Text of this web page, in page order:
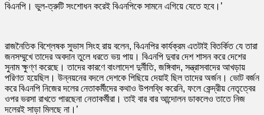
বিএনপি। ভুল-ত্রুটি সংশোধন করেই বিএনপিকে সামনে এগিয়ে যেতে হবে।’
রাজনৈতিক বিশ্লেষক সুভাস সিংহ রায় বলেন, বিএনপির কার্যক্রম এতটাই বিতর্কিত যে তারা
জনসম্মুখে তাদের অবদান তুলে ধরতে ভয় পায়। বিএনপি দুবার দেশ শাসন করে দেশের
সুনাম ক্ষুণ্ণ করেছে। তাদের কারণে বাংলাদেশ দুর্নীতি, জঙ্গিবাদ, সন্ত্রাসবাদের আখড়ায়
পরিণত হয়েছিল। উন্নয়নের বদলে দেশকে পিছিয়ে দেয়াই ছিল তাদের অর্জন। ভোট বর্জন
করে বিএনপি নিজের দলের নেতাকর্মীদের কথাও উপলব্ধি করেনি, ফলে কেন্দ্রীয় নেতৃত্বের
ওপর ভরসা রাখতে পারছেনা নেতাকর্মীরা। তাই বার বার আন্দোলন ডাকলেও তাতে নিজ
দলেরই সাড়া মিলছে না।’